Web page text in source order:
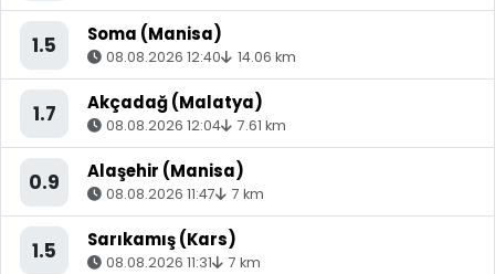
1.5 Soma (Manisa)
08.08.2026 12:40 14.06 km
1.7 Akçadağ (Malatya)
08.08.2026 12:04 7.61 km
0.9 Alaşehir (Manisa)
08.08.2026 11:47 7 km
1.5 Sarıkamış (Kars)
08.08.2026 11:31 7 km